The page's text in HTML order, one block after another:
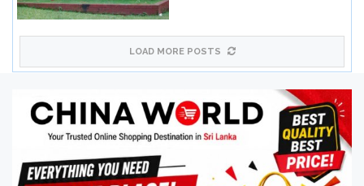
LOAD MORE POSTS